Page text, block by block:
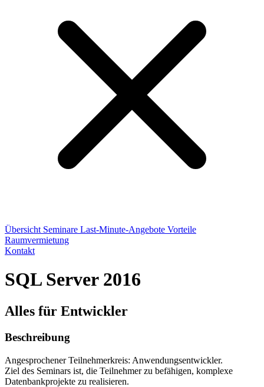
Übersicht Seminare Last-Minute-Angebote Vorteile
Raumvermietung
Kontakt
SQL Server 2016
Alles für Entwickler
Beschreibung
Angesprochener Teilnehmerkreis: Anwendungsentwickler.
Ziel des Seminars ist, die Teilnehmer zu befähigen, komplexe
Datenbankprojekte zu realisieren.